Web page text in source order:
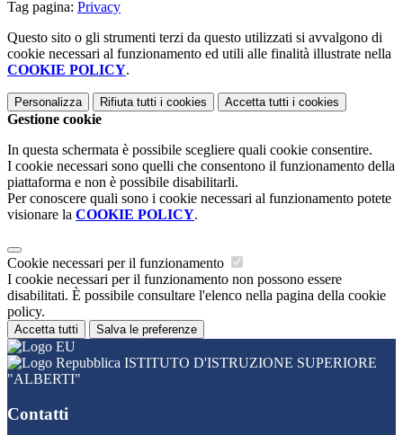
Tag pagina: Privacy
Questo sito o gli strumenti terzi da questo utilizzati si avvalgono di
cookie necessari al funzionamento ed utili alle finalità illustrate nella
COOKIE POLICY.
Personalizza Rifiuta tutti i cookies Accetta tutti i cookies
Gestione cookie
In questa schermata è possibile scegliere quali cookie consentire.
I cookie necessari sono quelli che consentono il funzionamento della
piattaforma e non è possibile disabilitarli.
Per conoscere quali sono i cookie necessari al funzionamento potete
visionare la COOKIE POLICY.
Cookie necessari per il funzionamento
I cookie necessari per il funzionamento non possono essere
disabilitati. È possibile consultare l'elenco nella pagina della cookie
policy.
Accetta tutti Salva le preferenze
ISTITUTO D'ISTRUZIONE SUPERIORE
"ALBERTI"
Contatti